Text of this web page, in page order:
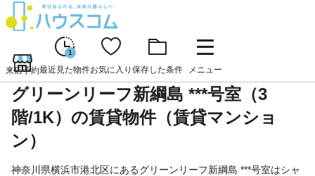
来店予約
1
最近見た物件お気に入り 保存した条件 メニュー
グリーンリーフ新綱島 ***号室（3
階/1K）の賃貸物件（賃貸マンショ
ン）
神奈川県横浜市港北区にあるグリーンリーフ新綱島 ***号室はシャ